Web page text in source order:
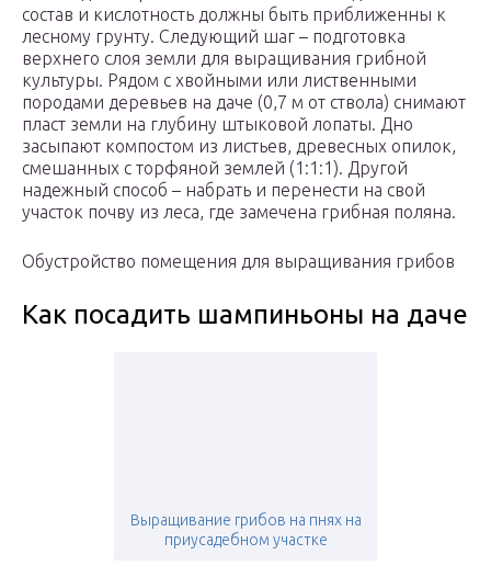
состав и кислотность должны быть приближенны к
лесному грунту. Следующий шаг – подготовка
верхнего слоя земли для выращивания грибной
культуры. Рядом с хвойными или лиственными
породами деревьев на даче (0,7 м от ствола) снимают
пласт земли на глубину штыковой лопаты. Дно
засыпают компостом из листьев, древесных опилок,
смешанных с торфяной землей (1:1:1). Другой
надежный способ – набрать и перенести на свой
участок почву из леса, где замечена грибная поляна.
Обустройство помещения для выращивания грибов
Как посадить шампиньоны на даче
Выращивание грибов на пнях на
приусадебном участке